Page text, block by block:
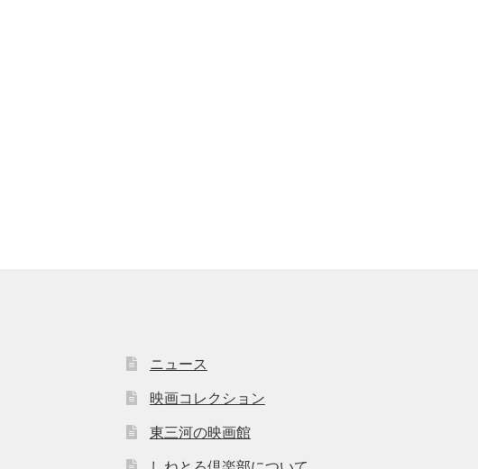
ニュース
映画コレクション
東三河の映画館